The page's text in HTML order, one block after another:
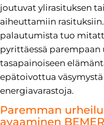
joutuvat ylirasituksen
aiheuttamiin
palautumista tuo
pyrittäessä parempaan
tasapainoiseen
epätoivottua
energiavarastoja.
Paremman
avaaminen